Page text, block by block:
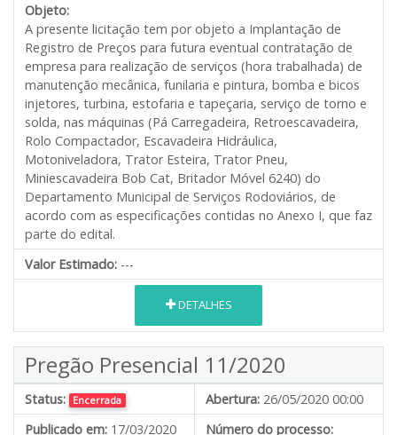
Objeto:
A presente licitação tem por objeto a Implantação de
Registro de Preços para futura eventual contratação de
empresa para realização de serviços (hora trabalhada) de
manutenção mecânica, funilaria e pintura, bomba e bicos
injetores, turbina, estofaria e tapeçaria, serviço de torno e
solda, nas máquinas (Pá Carregadeira, Retroescavadeira,
Rolo Compactador, Escavadeira Hidráulica,
Motoniveladora, Trator Esteira, Trator Pneu,
Miniescavadeira Bob Cat, Britador Móvel 6240) do
Departamento Municipal de Serviços Rodoviários, de
acordo com as especificações contidas no Anexo I, que faz
parte do edital.
Valor Estimado: ---
DETALHES
Pregão Presencial 11/2020
Status: Encerrada Abertura: 26/05/2020 00:00
Publicado em: 17/03/2020
Número do processo: